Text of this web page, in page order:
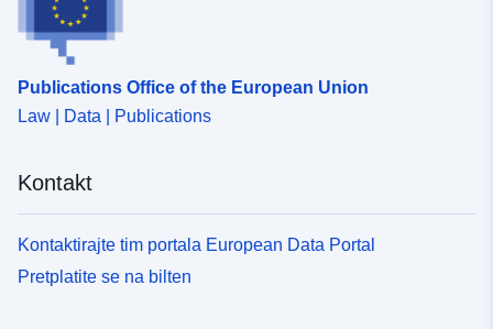
Publications Office of the European Union
Law | Data | Publications
Kontakt
Kontaktirajte tim portala European Data Portal
Pretplatite se na bilten